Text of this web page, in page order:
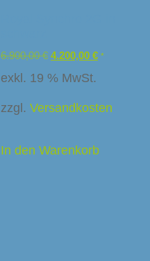
6.900,00€ 4.200,00 € *
exkl. 19 % MwSt.
zzgl. Versandkosten
In den Warenkorb